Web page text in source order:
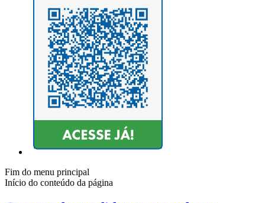
Fim do menu principal
Início do conteúdo da página